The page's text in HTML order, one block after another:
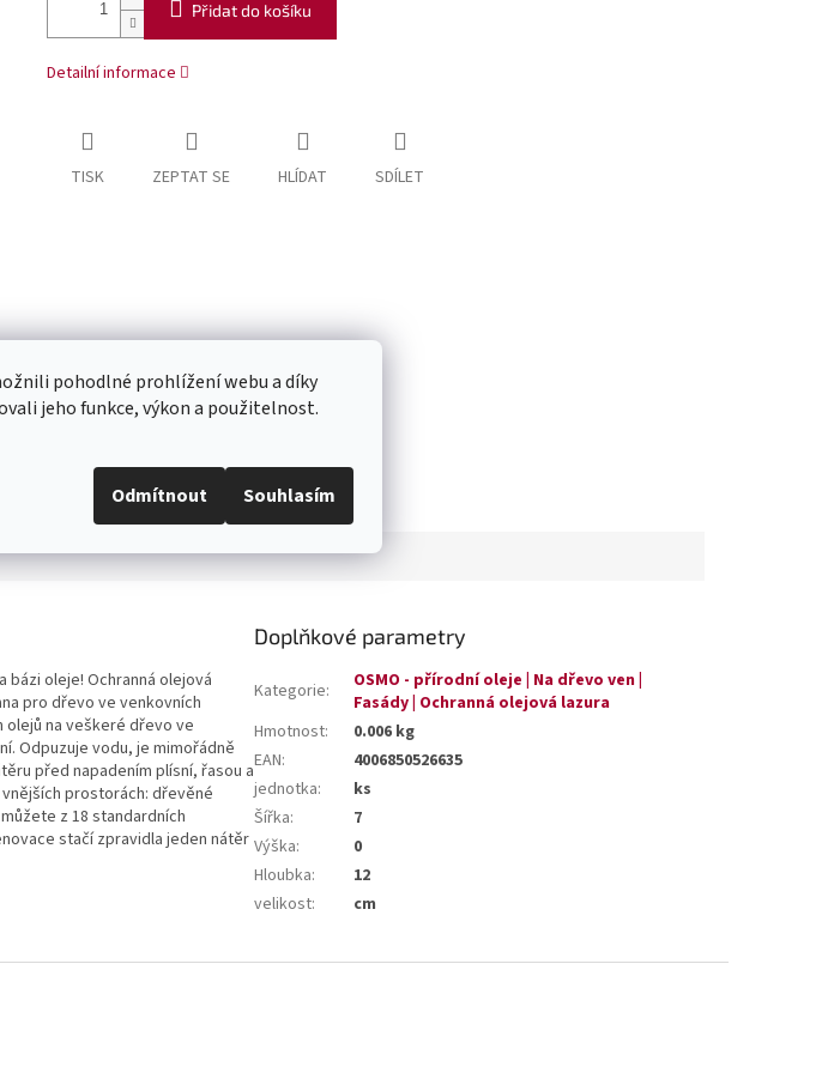
pohodlné prohlížení webu a díky
jeho funkce, výkon a použitelnost.
Odmítnout Souhlasím
Přidat do košíku
Detailní informace
TISK ZEPTAT SE HLÍDAT SDÍLET
bázi oleje! Ochranná olejová
pro dřevo ve venkovních
olejů na veškeré dřevo ve
Odpuzuje vodu, je mimořádně
před napadením plísní, řasou a
prostorách: dřevěné
z 18 standardních
stačí zpravidla jeden nátěr
Doplňkové parametry
Kategorie:
OSMO - přírodní oleje | Na dřevo ven |
Fasády | Ochranná olejová lazura
Hmotnost:
0.006 kg
EAN:
4006850526635
jednotka:
ks
Šířka:
7
Výška:
0
Hloubka:
12
velikost: cm